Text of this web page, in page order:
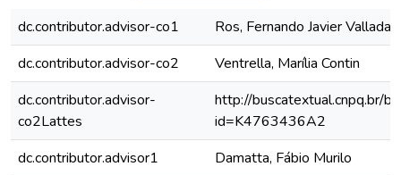
dc.contributor.advisor-co1
Ros, Fernando Javier
dc.contributor.advisor-co2
Ventrella, Marília Contin
dc.contributor.advisor-
co2Lattes
http://buscatextual.cnpq.br/
id=K4763436A2
dc.contributor.advisor1
Damatta, Fábio Murilo